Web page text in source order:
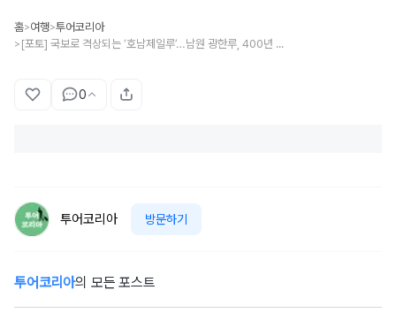
홈>여행>투어코리아
> [포토] 국보로 격상되는 ‘호남제일루’…남원 광한루, 400년 역사 품고 새 위상
0
투어코리아 방문하기
투어코리아의 모든 포스트